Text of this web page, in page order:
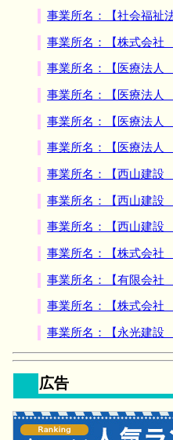
事業所名：【社会福祉
事業所名：【株式会社
事業所名：【医療法人
事業所名：【医療法人
事業所名：【医療法人
事業所名：【医療法人
事業所名：【西山建設
事業所名：【西山建設
事業所名：【西山建設
事業所名：【株式会社
事業所名：【有限会社
事業所名：【株式会社
事業所名：【永光建設
広告